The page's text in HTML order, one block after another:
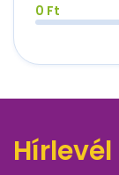
0 Ft
Hírlevél